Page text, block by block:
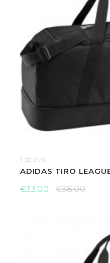
1 spalva
ADIDAS TIRO
€33.00
€38.00